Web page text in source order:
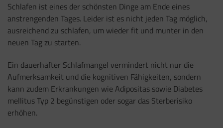
Schlafen ist eines der schönsten Dinge am Ende eines
anstrengenden Tages. Leider ist es nicht jeden Tag möglich,
ausreichend zu schlafen, um wieder fit und munter in den
neuen Tag zu starten.
Ein dauerhafter Schlafmangel vermindert nicht nur die
Aufmerksamkeit und die kognitiven Fähigkeiten, sondern
kann zudem Erkrankungen wie Adipositas sowie Diabetes
mellitus Typ 2 begünstigen oder sogar das Sterberisiko
erhöhen.